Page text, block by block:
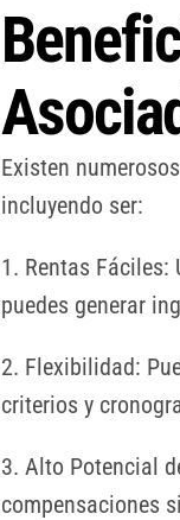
Existen
incluyendo ser:
1. Rentas
puedes generar
2. Flexibilidad:
criterios y
3. Alto Potencial
compensaciones